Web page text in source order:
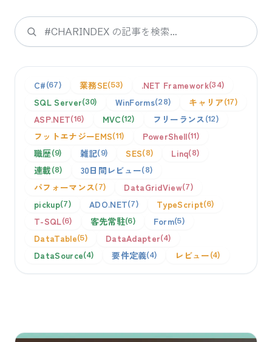
検索
C# 67 業務SE 53 .NET Framework 34
SQL Server 30 WinForms 28 キャリア 17
ASP.NET 16 MVC 12 フリーランス 12
フットエナジーEMS 11 PowerShell 11
職歴 9 雑記 9 SES 8 Linq 8
連載 8 30日間レビュー 8
パフォーマンス 7 DataGridView 7
pickup 7 ADO.NET 7 TypeScript 6
T-SQL 6 客先常駐 6 Form 5
DataTable 5 DataAdapter 4
DataSource 4 要件定義 4 レビュー 4